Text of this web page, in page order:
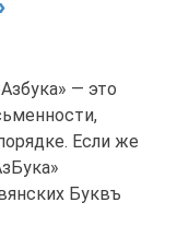
— это
Если же
Буквъ
по этому
«Азъ»